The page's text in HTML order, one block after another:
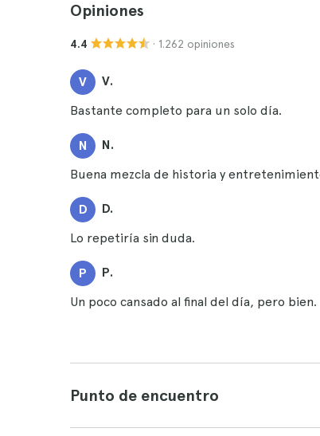
Opiniones
4.4 · 1.262 opiniones
V V.
Bastante completo para un solo día.
N N.
Buena mezcla de historia y
D D.
Lo repetiría sin duda.
P P.
Un poco cansado al final del día, pero bien.
Punto de encuentro